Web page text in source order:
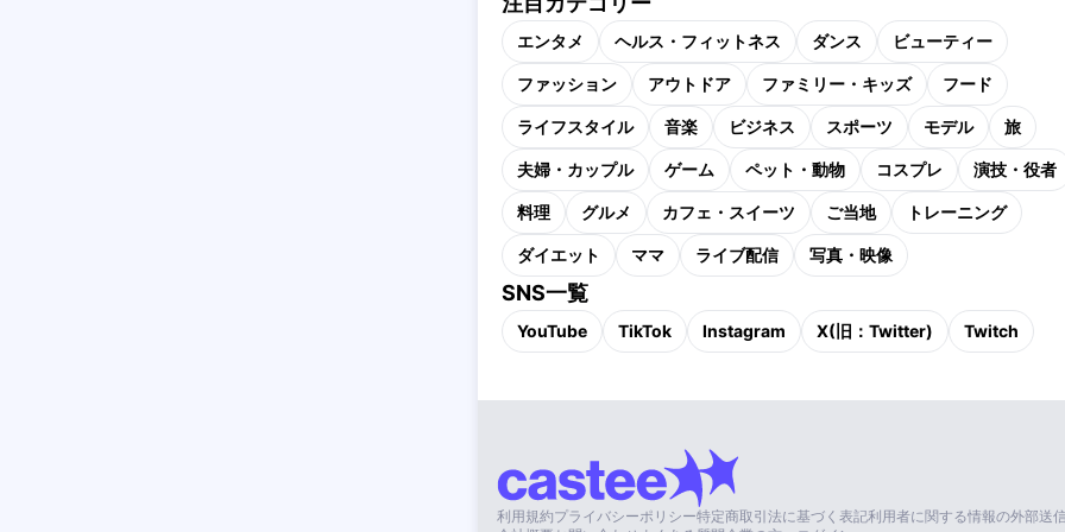
エンタメ ヘルス・フィットネス ダンス ビューティー
ファッション アウトドア ファミリー・キッズ フード
ライフスタイル 音楽 ビジネス スポーツ モデル 旅
夫婦・カップル ゲーム ペット・動物 コスプレ 演技・役者
料理 グルメ カフェ・スイーツ ご当地 トレーニング
ダイエット ママ ライブ配信 写真・映像
SNS一覧
YouTube TikTok Instagram X(旧：Twitter) Twitch
利用規約プライバシーポリシー特定商取引法に基づく表記利用者に関する情報の外部送